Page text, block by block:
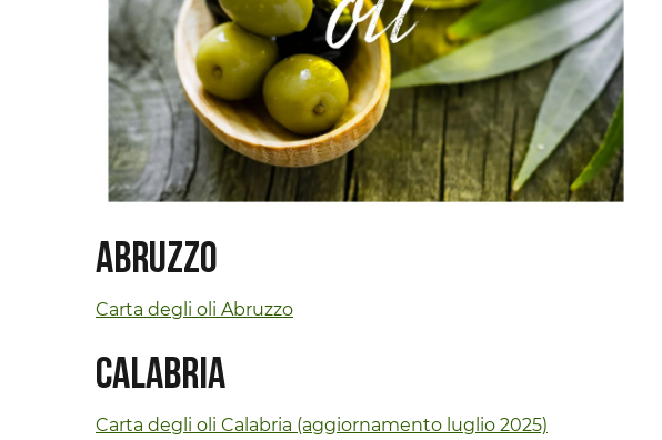
Abruzzo
Carta degli oli Abruzzo
Calabria
Carta degli oli Calabria (aggiornamento luglio 2025)